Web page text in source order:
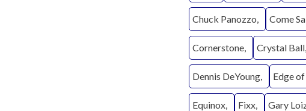
Chuck Panozzo Come
Cornerstone Crystal Ball
Dennis DeYoung Edge
Equinox Fixx Gary